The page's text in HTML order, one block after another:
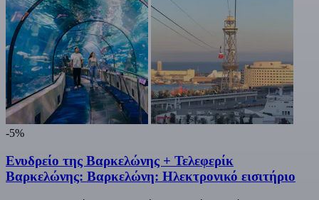
-5%
Ενυδρείο της Βαρκελώνης + Τελεφερίκ
Βαρκελώνης: Βαρκελώνη: Ηλεκτρονικό εισιτήριο